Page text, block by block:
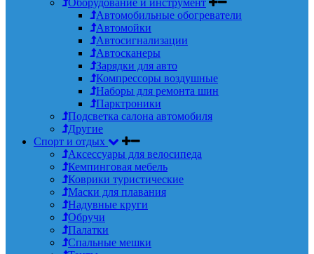
Автомобильные обогреватели
Автомойки
Автосигнализации
Автосканеры
Зарядки для авто
Компрессоры воздушные
Наборы для ремонта шин
Парктроники
Подсветка салона автомобиля
Другие
Спорт и отдых
Аксессуары для велосипеда
Кемпинговая мебель
Коврики туристические
Маски для плавания
Надувные круги
Обручи
Палатки
Спальные мешки